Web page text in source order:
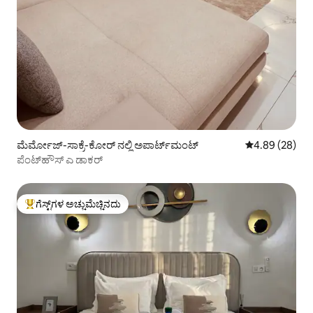
ಮೆರ್ಮೋಜ್-ಸಾಕ್ರೆ-ಕೋರ್ ನಲ್ಲಿ ಅಪಾರ್ಟ್‌ಮಂಟ್ 5 ರಲ್ಲಿ 4.89
4.89 (28)
ಪೆಂಟ್‌ಹೌಸ್ ಎ ಡಾಕರ್
ಗೆಸ್ಟ್‌ಗಳಿಗೆ ಅತಿ ಹೆಚ್ಚು ಅಚ್ಚುಮೆಚ್ಚಿನದು
ಗೆಸ್ಟ್‌ಗಳ ಅಚ್ಚುಮೆಚ್ಚಿನದು